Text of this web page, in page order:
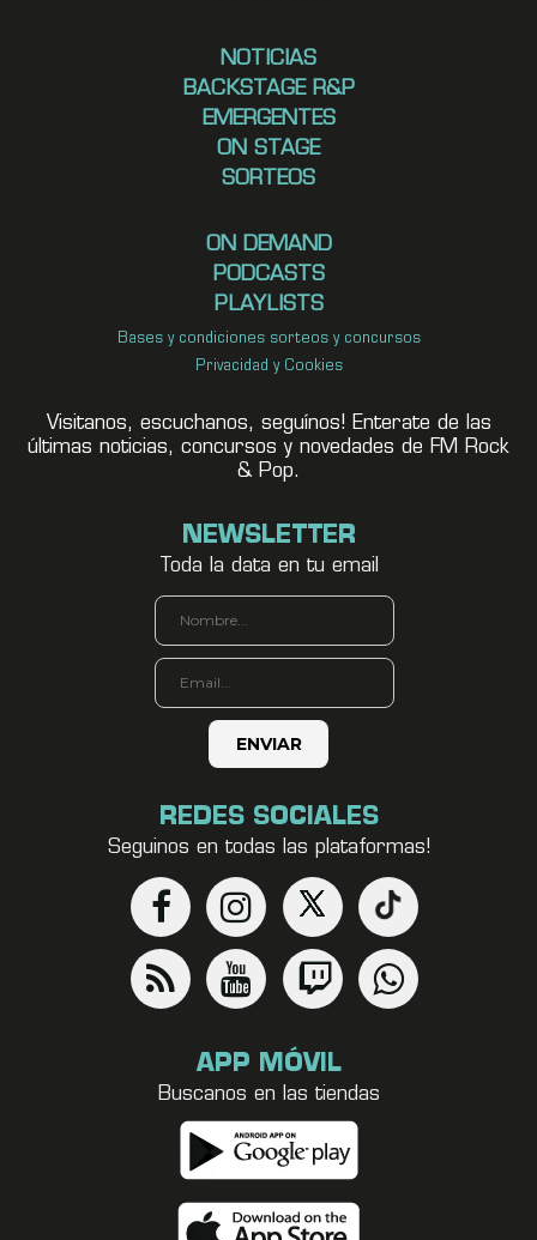
NOTICIAS
BACKSTAGE R&P
EMERGENTES
ON STAGE
SORTEOS
ON DEMAND
PODCASTS
PLAYLISTS
Bases y condiciones sorteos y concursos
Privacidad y Cookies
Visitanos, escuchanos, seguínos! Enterate de las
últimas noticias, concursos y novedades de FM Rock
& Pop.
NEWSLETTER
Toda la data en tu email
REDES SOCIALES
Seguinos en todas las plataformas!
APP MÓVIL
Buscanos en las tiendas